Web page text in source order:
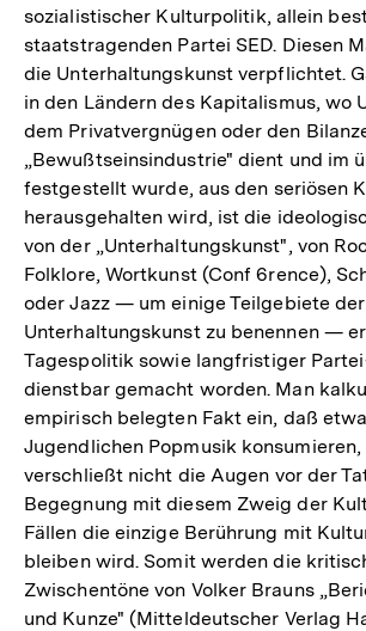
sozialistischer Kulturpolitik, allein
staatstragenden Partei SED. Diesen
die Unterhaltungskunst verpflichtet.
in den Ländern des Kapitalismus, wo
dem Privatvergnügen oder den
„Bewußtseinsindustrie" dient und im
festgestellt wurde, aus den seriösen
herausgehalten wird, ist die
von der „Unterhaltungskunst", von
Folklore, Wortkunst (Conf 6rence),
oder Jazz — um einige Teilgebiete der
Unterhaltungskunst zu benennen —
Tagespolitik sowie langfristiger
dienstbar gemacht worden. Man
empirisch belegten Fakt ein, daß
Jugendlichen Popmusik konsumieren,
verschließt nicht die Augen vor der
Begegnung mit diesem Zweig der
Fällen die einzige Berührung mit
bleiben wird. Somit werden die
Zwischentöne von Volker Brauns
und Kunze" (Mitteldeutscher Verlag